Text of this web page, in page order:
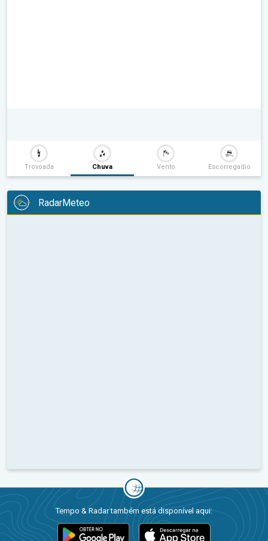
Trovoada Chuva Vento Escorregadio
RadarMeteo
Tempo & Radar também está disponível aqui: